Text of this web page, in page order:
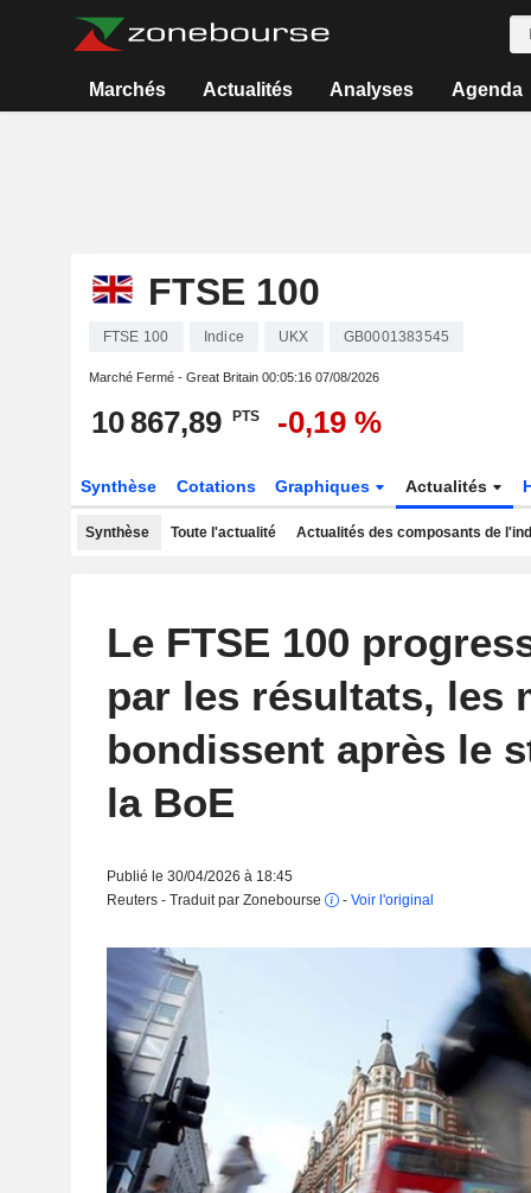
Marchés Actualités Analyses Agenda
FTSE 100
FTSE 100 Indice UKX GB0001383545
Marché Fermé - Great Britain 00:05:16 07/08/2026
10 867,89 PTS -0,19 %
Synthèse Cotations Graphiques Actualités
Synthèse Toute l'actualité Actualités des composants de
Le FTSE 100
par les résultats, les
bondissent après le
la BoE
Publié le 30/04/2026 à 18:45
Reuters - Traduit par Zonebourse
- Voir l'original